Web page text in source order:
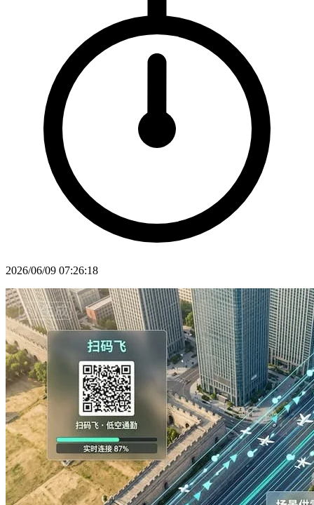
2026/06/09 07:26:18